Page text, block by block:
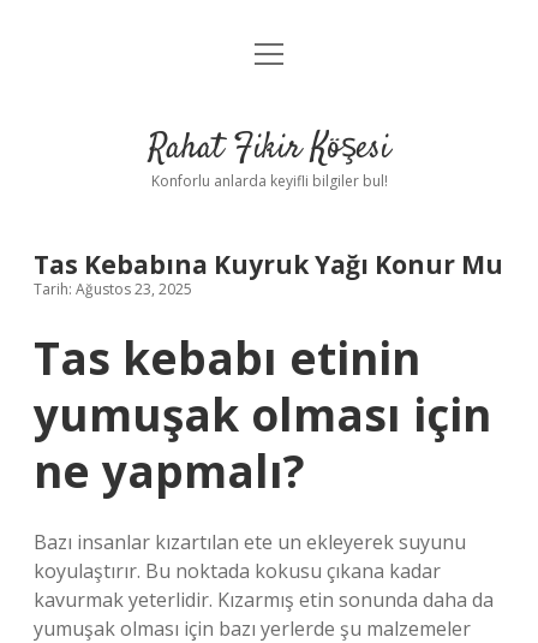
Anasayfa
Yasal Uyarı
menüyü
Rahat Fikir Köşesi
Konforlu anlarda keyifli bilgiler bul!
Tas Kebabına Kuyruk Yağı Konur Mu
Tarih: Ağustos 23, 2025
Tas kebabı etinin
yumuşak olması için
ne yapmalı?
Bazı insanlar kızartılan ete un ekleyerek suyunu
koyulaştırır. Bu noktada kokusu çıkana kadar
kavurmak yeterlidir. Kızarmış etin sonunda daha da
yumuşak olması için bazı yerlerde şu malzemeler